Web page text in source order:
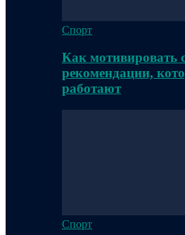
Спорт
Как мотивировать
рекомендации,
работают
Спорт